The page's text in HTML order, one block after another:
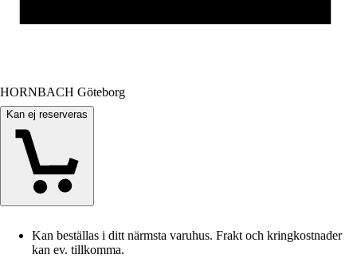
HORNBACH Göteborg
Kan ej reserveras
Kan beställas i ditt närmsta varuhus. Frakt och kringkostnader
kan ev. tillkomma.